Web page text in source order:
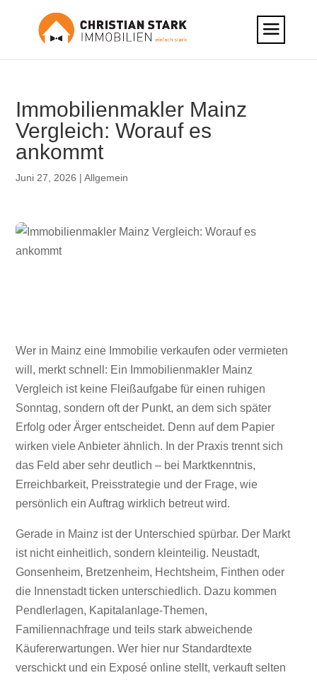
Immobilienmakler Mainz
Vergleich: Worauf es
ankommt
Juni 27, 2026 |Allgemein
Immobilienmakler Mainz Vergleich:
Worauf es ankommt
Wer in Mainz eine Immobilie verkaufen oder vermieten
will, merkt schnell: Ein Immobilienmakler Mainz
Vergleich ist keine Fleißaufgabe für einen ruhigen
Sonntag, sondern oft der Punkt, an dem sich später
Erfolg oder Ärger entscheidet. Denn auf dem Papier
wirken viele Anbieter ähnlich. In der Praxis trennt sich
das Feld aber sehr deutlich – bei Marktkenntnis,
Erreichbarkeit, Preisstrategie und der Frage, wie
persönlich ein Auftrag wirklich betreut wird.
Gerade in Mainz ist der Unterschied spürbar. Der Markt
ist nicht einheitlich, sondern kleinteilig. Neustadt,
Gonsenheim, Bretzenheim, Hechtsheim, Finthen oder
die Innenstadt ticken unterschiedlich. Dazu kommen
Pendlerlagen, Kapitalanlage-Themen,
Familiennachfrage und teils stark abweichende
Käufererwartungen. Wer hier nur Standardtexte
verschickt und ein Exposé online stellt, verkauft selten